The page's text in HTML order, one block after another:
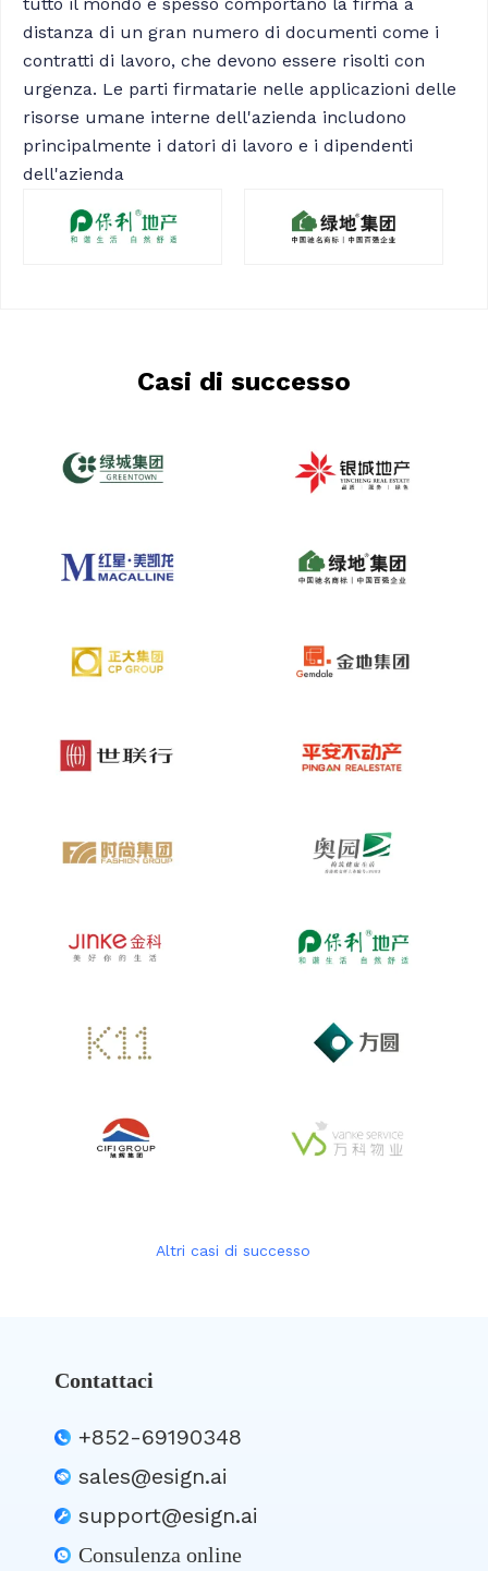
distanza di un gran numero di documenti come i
contratti di lavoro, che devono essere risolti con
urgenza. Le parti firmatarie nelle applicazioni delle
risorse umane interne dell'azienda includono
principalmente i datori di lavoro e i dipendenti
dell'azienda
Casi di successo
Altri casi di successo
Contattaci
+852-69190348
sales@esign.ai
support@esign.ai
Consulenza online